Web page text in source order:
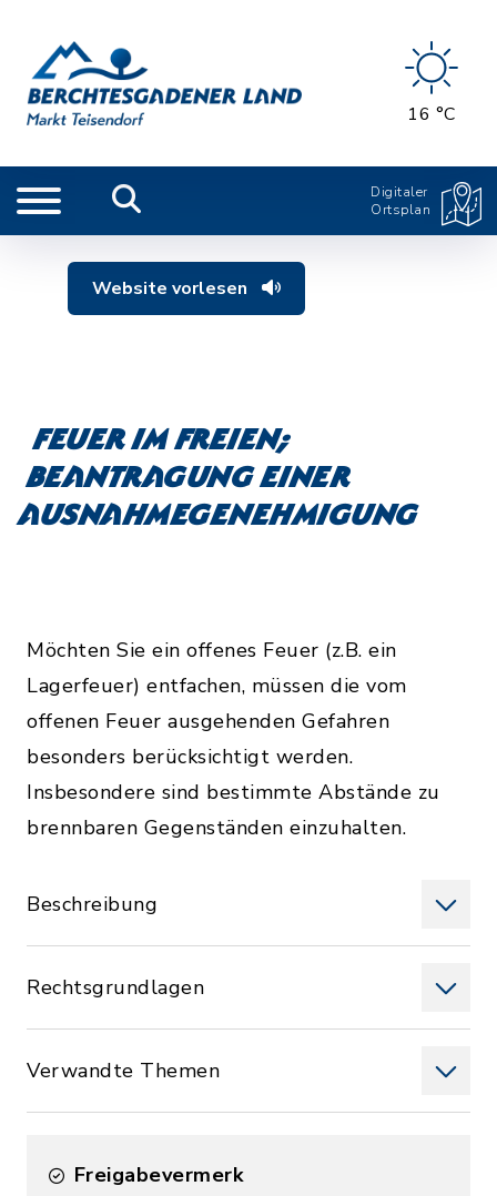
16 °C
Digitaler
Ortsplan
Website vorlesen
Feuer im Freien;
Beantragung einer
Ausnahmegenehmigung
Möchten Sie ein offenes Feuer (z.B. ein
Lagerfeuer) entfachen, müssen die vom
offenen Feuer ausgehenden Gefahren
besonders berücksichtigt werden.
Insbesondere sind bestimmte Abstände zu
brennbaren Gegenständen einzuhalten.
Beschreibung
Rechtsgrundlagen
Verwandte Themen
Freigabevermerk